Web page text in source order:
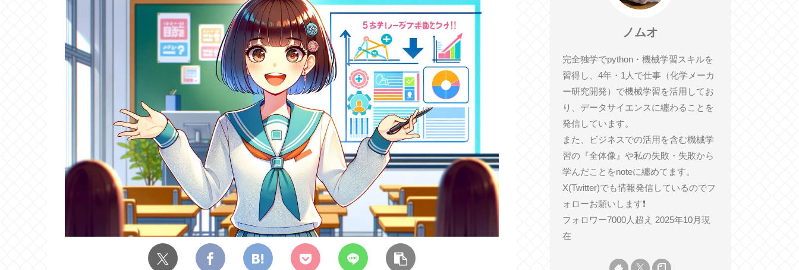
ノムオ
完全独学でpython・機械学習スキルを
習得し、4年・1人で仕事（化学メーカ
ー研究開発）で機械学習を活用してお
り、データサイエンスに纏わることを
発信しています。
また、ビジネスでの活用を含む機械学
習の『全体像』や私の失敗・失敗から
学んだことをnoteに纏めてます。
X(Twitter)でも情報発信しているのでフ
ォローお願いします❗️
フォロワー7000人超え 2025年10月現
在